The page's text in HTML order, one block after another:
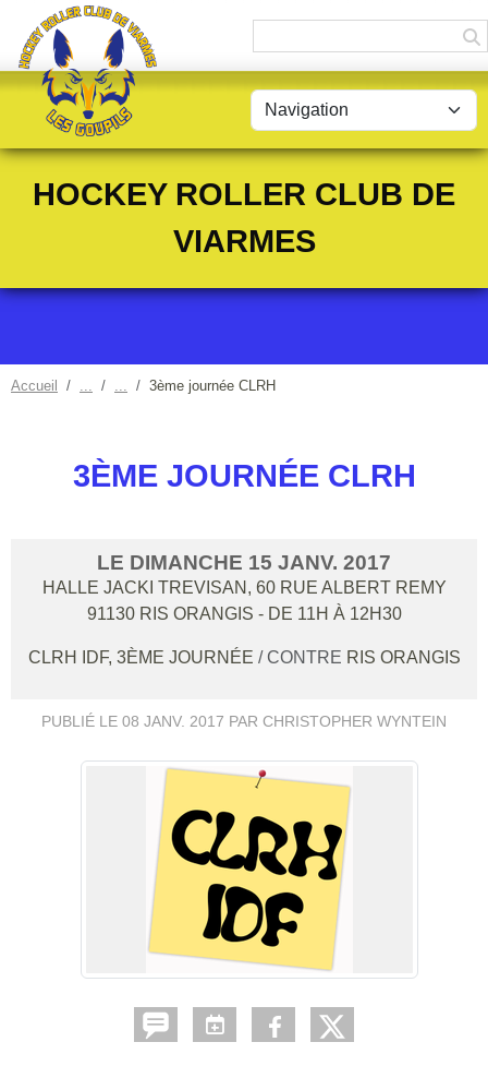
HOCKEY ROLLER CLUB DE
VIARMES
Accueil 3ème journée CLRH
3ÈME JOURNÉE CLRH
LE DIMANCHE 15 JANV. 2017
HALLE JACKI TREVISAN, 60 RUE ALBERT REMY
91130 RIS ORANGIS - DE 11H À 12H30
CLRH IDF, 3ÈME JOURNÉE / CONTRE RIS ORANGIS
PUBLIÉ LE 08 JANV. 2017 PAR CHRISTOPHER WYNTEIN
Panneau de gestion des cookies